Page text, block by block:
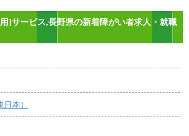
]サービス,長野県の新着障がい者求人・就職
本）